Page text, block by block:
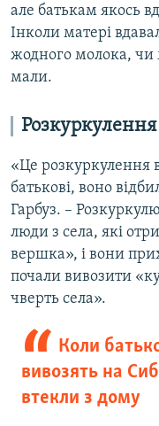
але батькам якось
Інколи матері
жодного молока, чи
мали.
Розкуркулення
«Це розкуркулення
батькові, воно
Гарбуз. –
люди з села, які
вершка», і вони
почали вивозити
чверть села».
Коли
вивозять на
втекли з дому